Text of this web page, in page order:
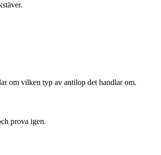
om vilken typ av antilop det handlar om.
prova igen.